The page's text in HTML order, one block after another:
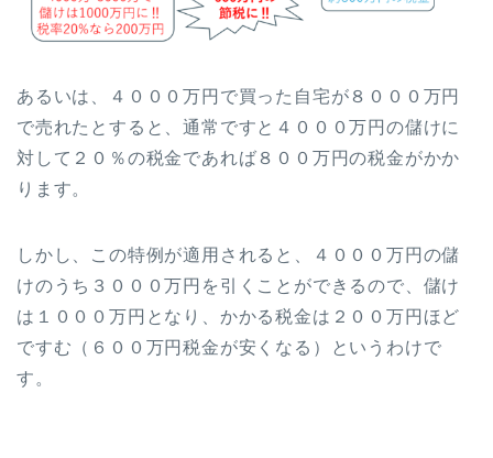
あるいは、４０００万円で買った自宅が８０００万円
で売れたとすると、通常ですと４０００万円の儲けに
対して２０％の税金であれば８００万円の税金がかか
ります。
しかし、この特例が適用されると、４０００万円の儲
けのうち３０００万円を引くことができるので、儲け
は１０００万円となり、かかる税金は２００万円ほど
ですむ（６００万円税金が安くなる）というわけで
す。